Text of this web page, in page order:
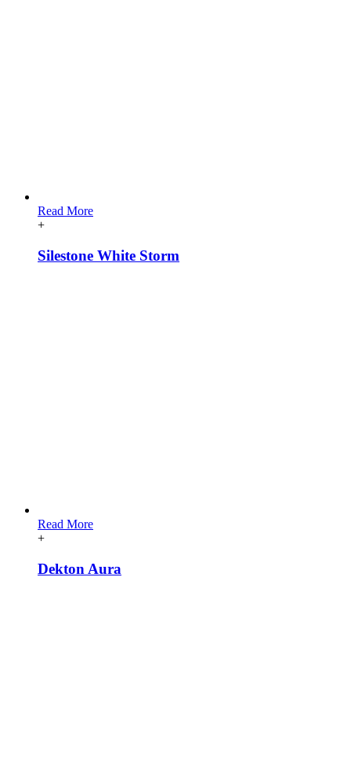
Read More
+
Silestone White Storm
Read More
+
Dekton Aura